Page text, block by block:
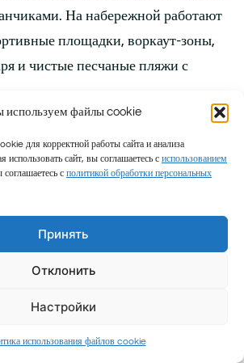
файлы cookie
для корректной работы сайта и анализа
сайт, вы соглашаетесь с использованием
с политикой обработки персональных
Принять
Отклонить
Настройки
использования файлов cookie
На набережной работают
площадки, воркаут-зоны,
и чистые песчаные пляжи с
ТВ:Самара тоже знаменита
и благоустроенной
Обязательно изучите наш
лучшей набережной Поволжья»,
набережная Поволжья
самой лучшей.
как